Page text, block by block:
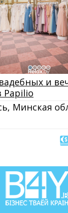
и
Papilio
Минская